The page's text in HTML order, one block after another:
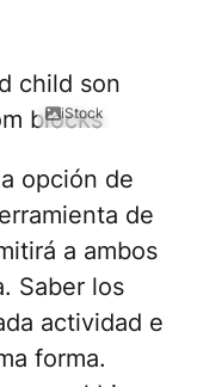
iStock
opción de
de
a ambos
Saber los
actividad e
forma.